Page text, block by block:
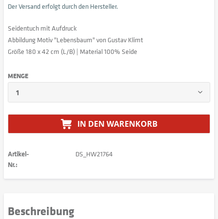
Der Versand erfolgt durch den Hersteller.
Seidentuch mit Aufdruck
Abbildung Motiv "Lebensbaum" von Gustav Klimt
Größe 180 x 42 cm (L/B) | Material 100% Seide
MENGE
IN DEN WARENKORB
Artikel-
Nr.:
DS_HW21764
Beschreibung